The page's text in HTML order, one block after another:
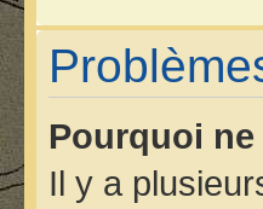
Pourquoi
Il y a